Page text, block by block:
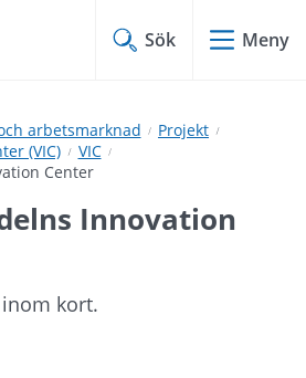
Sök Meny
arbetsmarknad
Projekt
(VIC)
VIC
Center
Innovation
kort.